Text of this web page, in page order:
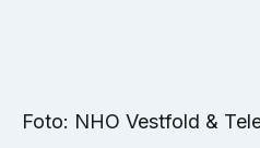
Foto: NHO Vestfold &